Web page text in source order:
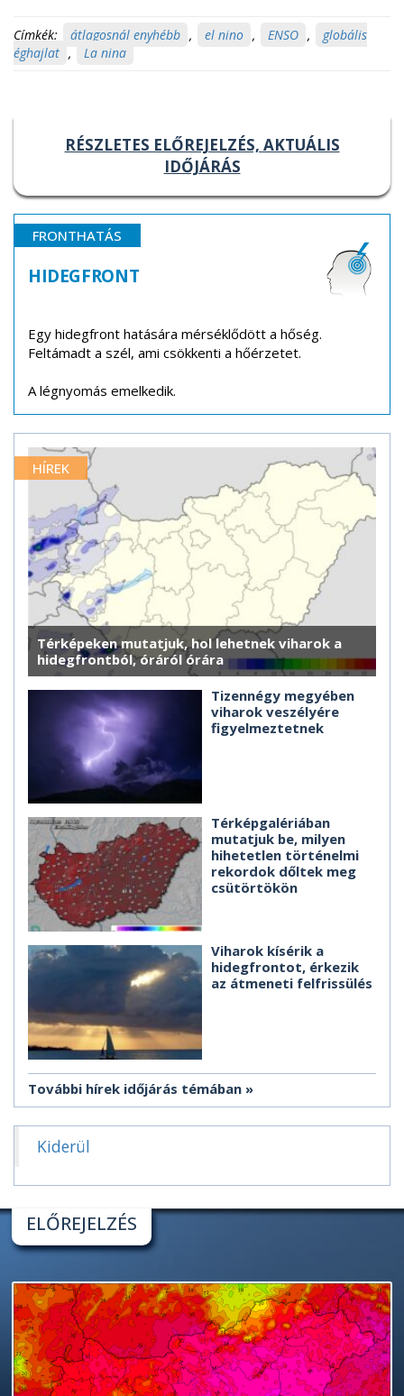
Címkék: átlagosnál enyhébb , el nino , ENSO ,
globális
éghajlat , La nina
RÉSZLETES ELŐREJELZÉS, AKTUÁLIS
IDŐJÁRÁS
FRONTHATÁS
HIDEGFRONT
Egy hidegfront hatására mérséklődött a hőség.
Feltámadt a szél, ami csökkenti a hőérzetet.
A légnyomás emelkedik.
HÍREK
Térképeken mutatjuk, hol lehetnek viharok a
hidegfrontból, óráról órára
Tizennégy megyében
viharok veszélyére
figyelmeztetnek
Térképgalériában
mutatjuk be, milyen
hihetetlen történelmi
rekordok dőltek meg
csütörtökön
Viharok kísérik a
hidegfrontot, érkezik
az átmeneti felfrissülés
További hírek időjárás témában
Kiderül
ELŐREJELZÉS